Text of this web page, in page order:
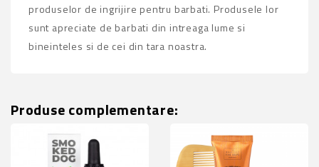
produselor de ingrijire pentru barbati. Produsele lor
sunt apreciate de barbati din intreaga lume si
bineinteles si de cei din tara noastra.
Produse complementare: